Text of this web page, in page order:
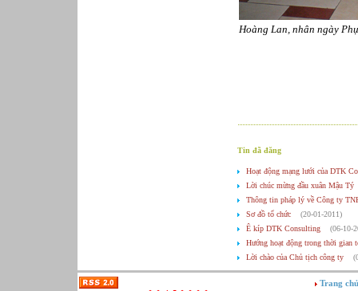
Hoàng Lan, nhân ngày
Tin đã đăng
Hoạt động mạng lưới của DTK
Lời chúc mừng đầu xuân Mậu Tý
Thông tin pháp lý về Công ty
Sơ đồ tổ chức
(20-01-2011)
Ê kíp DTK Consulting
(06-10-
Hướng hoạt động trong thời gian
Lời chào của Chủ tịch công ty
Trang chủ